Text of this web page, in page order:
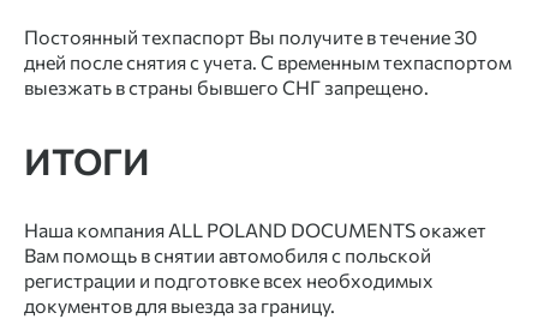
Постоянный техпаспорт Вы получите в течение 30
дней после снятия с учета. С временным техпаспортом
выезжать в страны бывшего СНГ запрещено.
ИТОГИ
Наша компания ALL POLAND DOCUMENTS окажет
Вам помощь в снятии автомобиля с польской
регистрации и подготовке всех необходимых
документов для выезда за границу.